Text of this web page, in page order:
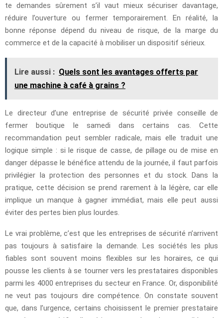
te demandes sûrement s’il vaut mieux sécuriser davantage,
réduire l’ouverture ou fermer temporairement. En réalité, la
bonne réponse dépend du niveau de risque, de la marge du
commerce et de la capacité à mobiliser un dispositif sérieux.
Lire aussi : Quels sont les avantages offerts par
une machine à café à grains ?
Le directeur d’une entreprise de sécurité privée conseille de
fermer boutique le samedi dans certains cas. Cette
recommandation peut sembler radicale, mais elle traduit une
logique simple : si le risque de casse, de pillage ou de mise en
danger dépasse le bénéfice attendu de la journée, il faut parfois
privilégier la protection des personnes et du stock. Dans la
pratique, cette décision se prend rarement à la légère, car elle
implique un manque à gagner immédiat, mais elle peut aussi
éviter des pertes bien plus lourdes.
Le vrai problème, c’est que les entreprises de sécurité n’arrivent
pas toujours à satisfaire la demande. Les sociétés les plus
fiables sont souvent moins flexibles sur les horaires, ce qui
pousse les clients à se tourner vers les prestataires disponibles
parmi les 4000 entreprises du secteur en France. Or, disponibilité
ne veut pas toujours dire compétence. On constate souvent
que, dans l’urgence, certains choisissent le premier prestataire